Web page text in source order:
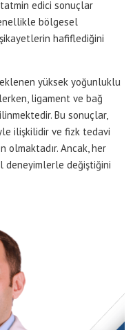
edici sonuçlar
bölgesel
şikayetlerin hafiflediğini
yüksek yoğunluklu
ligament ve bağ
Bu sonuçlar,
ilişkilidir ve fizk tedavi
olmaktadır. Ancak, her
deneyimlerle değiştiğini